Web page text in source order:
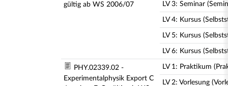
gültig ab WS 2006/07
LV 3: Seminar
LV 4: Kursus
LV 5: Kursus
LV 6: Kursus
PHY.02339.02 -
Experimentalphysik Export C
LV 1: Praktikum
LV 2: Vorlesung